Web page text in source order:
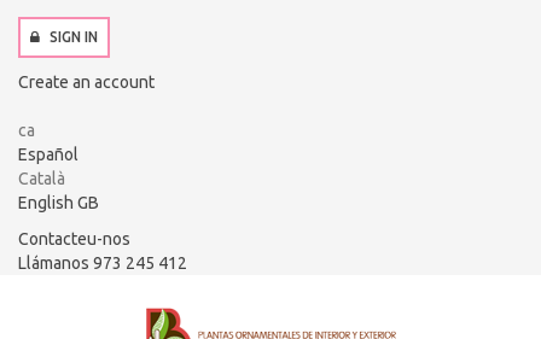
SIGN IN
Create an account
ca
Español
Català
English GB
Contacteu-nos
Llámanos 973 245 412